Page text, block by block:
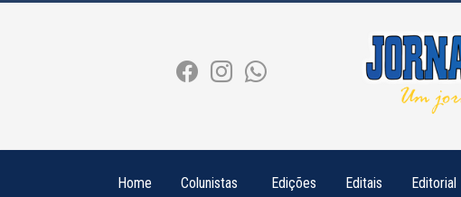
Home Colunistas Edições Editais Editorial